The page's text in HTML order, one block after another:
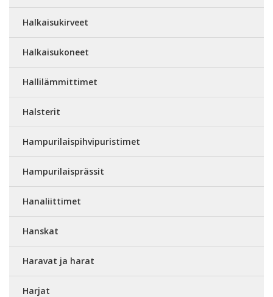
Halkaisukirveet
Halkaisukoneet
Hallilämmittimet
Halsterit
Hampurilaispihvipuristimet
Hampurilaisprässit
Hanaliittimet
Hanskat
Haravat ja harat
Harjat